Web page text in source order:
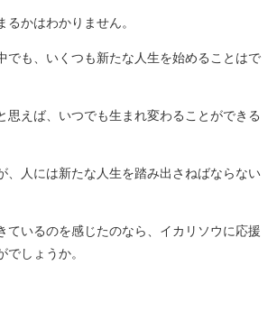
るかはわかりません。
でも、いくつも新たな人生を始めることはで
思えば、いつでも生まれ変わることができる
、人には新たな人生を踏み出さねばならない
ているのを感じたのなら、イカリソウに応援
でしょうか。